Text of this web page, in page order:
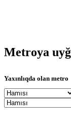
Metroya
Yaxınlıqda olan metro